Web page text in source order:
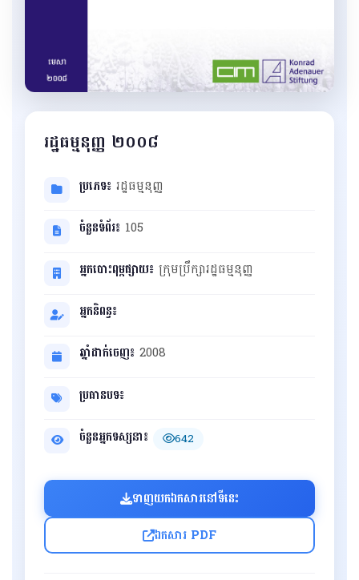
រដ្ឋធម្មនុញ្ញ ២០០៨
ប្រភេទ៖ រដ្ឋធម្មនុញ្ញ
ចំនួនទំព័រ៖ 105
អ្នកបោះពុម្ពផ្សាយ៖ ក្រុមប្រឹក្សារដ្ឋធម្មនុញ្ញ
អ្នកនិពន្ធ៖
ឆ្នាំដាក់ចេញ៖ 2008
ប្រធានបទ៖
ចំនួនអ្នកទស្សនា៖
642
ទាញយកឯកសារនៅទីនេះ
ឯកសារ PDF